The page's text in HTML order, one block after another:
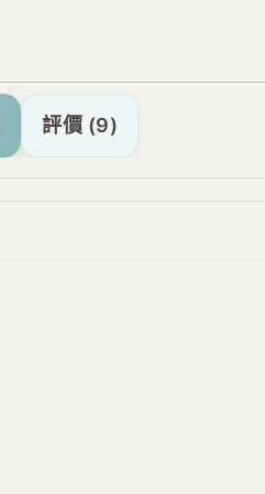
評價 (9)